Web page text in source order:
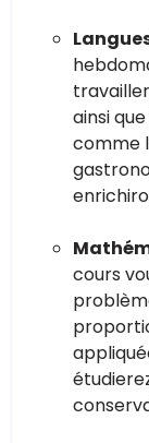
ainsi
comme
cours